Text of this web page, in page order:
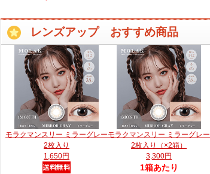
レンズアップ おすすめ商品
モラクマンスリー ミラーグレー
2枚入り
1,650円
モラクマンスリー ミラーグレー
2枚入り（×2箱）
3,300円
1箱あたり